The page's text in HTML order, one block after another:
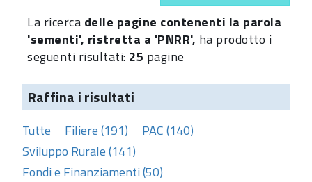
La ricerca delle pagine contenenti la parola
'sementi', ristretta a 'PNRR', ha prodotto i
seguenti risultati: 25 pagine
Raffina i risultati
Tutte Filiere (191)
PAC (140)
Sviluppo Rurale (141)
Fondi e Finanziamenti (50)